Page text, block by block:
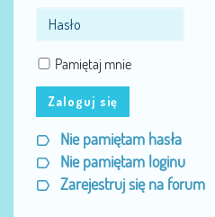
Pamiętaj mnie
Zaloguj się
Nie pamiętam hasła
Nie pamiętam loginu
Zarejestruj się na forum